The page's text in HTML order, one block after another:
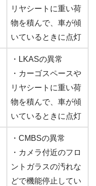
リヤシートに重い荷
物を積んで、車が傾
いているときに点灯
・LKASの異常
・カーゴスペースや
リヤシートに重い荷
物を積んで、車が傾
いているときに点灯
・CMBSの異常
・カメラ付近のフロ
ントガラスの汚れな
どで機能停止してい